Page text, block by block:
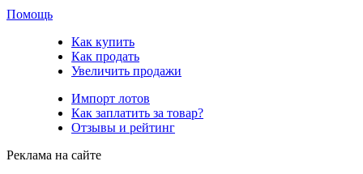
Помощь
Как купить
Как продать
Увеличить продажи
Импорт лотов
Как заплатить за товар?
Отзывы и рейтинг
Реклама на сайте